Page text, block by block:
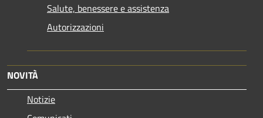
Salute, benessere e assistenza
Autorizzazioni
NOVITÀ
Notizie